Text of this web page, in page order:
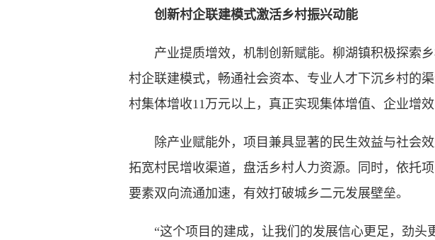
创新村企联建模式激活乡村振兴动能
产业提质增效，机制创新赋能。柳湖镇积极探索乡
村企联建模式，畅通社会资本、专业人才下沉乡村的
村集体增收11万元以上，真正实现集体增值、企业增效
除产业赋能外，项目兼具显著的民生效益与社会效
拓宽村民增收渠道，盘活乡村人力资源。同时，依托
要素双向流通加速，有效打破城乡二元发展壁垒。
“这个项目的建成，让我们的发展信心更足，劲头